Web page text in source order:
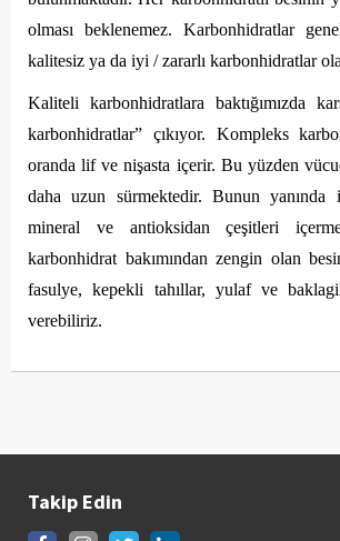
olması beklenemez. Karbonhidratlar
kalitesiz ya da iyi / zararlı karbonhidratlar
Kaliteli karbonhidratlara baktığımızda
karbonhidratlar” çıkıyor. Kompleks
oranda lif ve nişasta içerir. Bu yüzden
daha uzun sürmektedir. Bunun yanında
mineral ve antioksidan çeşitleri
karbonhidrat bakımından zengin olan
fasulye, kepekli tahıllar, yulaf ve
verebiliriz.
Takip Edin